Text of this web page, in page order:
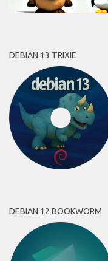
DEBIAN 13 TRIXIE
DEBIAN 12 BOOKWORM